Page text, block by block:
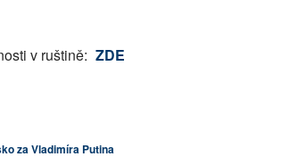
v ruštině: ZDE
za Vladimíra Putina